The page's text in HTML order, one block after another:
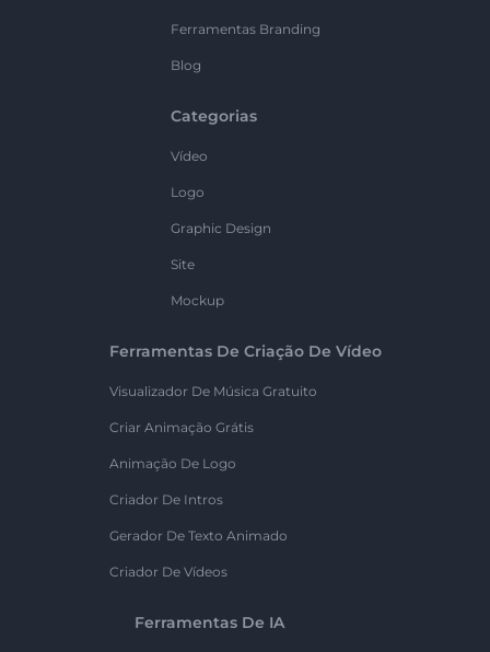
Ferramentas Branding
Blog
Categorias
Vídeo
Logo
Graphic Design
Site
Mockup
Ferramentas De Criação De Vídeo
Visualizador De Música Gratuito
Criar Animação Grátis
Animação De Logo
Criador De Intros
Gerador De Texto Animado
Criador De Vídeos
Ferramentas De IA